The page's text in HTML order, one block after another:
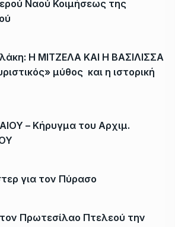
Ναού Κοιμήσεως της
Η ΜΙΤΖΕΛΑ ΚΑΙ Η ΒΑΣΙΛΙΣΣΑ
μύθος και η ιστορική
– Κήρυγμα του Αρχιμ.
για τον Πύρασο
Πρωτεσίλαο Πτελεού την